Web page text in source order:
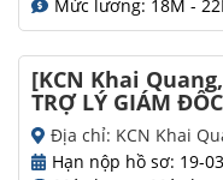
Mức lương: 18M -
[KCN Khai
TRỢ LÝ GIÁM ĐỐC
Địa chỉ: KCN Khai
Hạn nộp hồ sơ: 19-